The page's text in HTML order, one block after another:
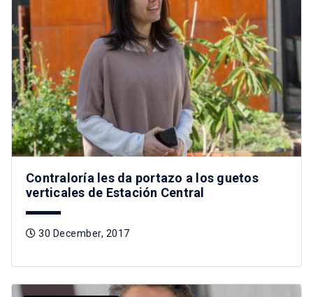
Contraloría les da portazo a los guetos
verticales de Estación Central
30 December, 2017